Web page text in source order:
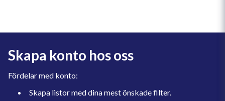
Skapa konto hos oss
Fördelar med konto:
Skapa listor med dina mest önskade filter.